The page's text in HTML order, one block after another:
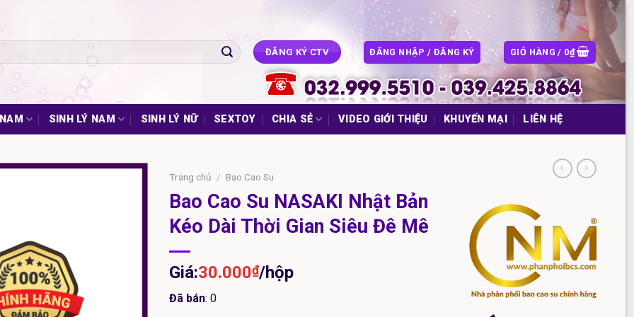
ĐĂNG KÝ CTV ĐĂNG NHẬP / ĐĂNG KÝ GIỎ HÀNG / 0₫
SINH LÝ NAM SINH LÝ NỮ SEXTOY CHIA SẺ VIDEO GIỚI THIỆU KHUYẾN MẠI LIÊN HỆ
Trang chủ / Bao Cao Su
Bao Cao Su NASAKI Nhật Bản
Kéo Dài Thời Gian Siêu Đê Mê
Giá:30.000₫/hộp
Đã bán: 0